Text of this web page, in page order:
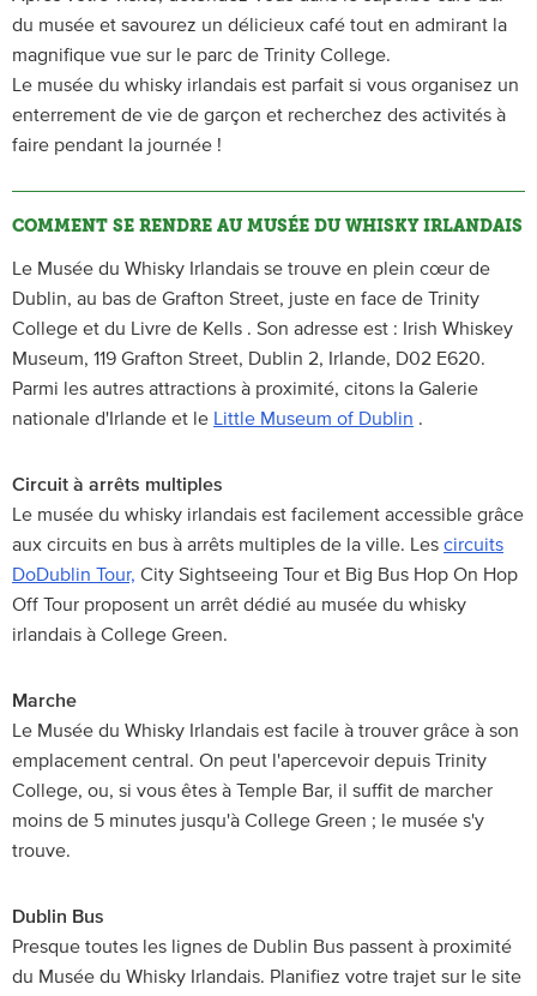
du musée et savourez un délicieux café tout en admirant la
magnifique vue sur le parc de Trinity College.
Le musée du whisky irlandais est parfait si vous organisez un
enterrement de vie de garçon et recherchez des activités à
faire pendant la journée !
COMMENT SE RENDRE AU MUSÉE DU WHISKY IRLANDAIS
Le Musée du Whisky Irlandais se trouve en plein cœur de
Dublin, au bas de Grafton Street, juste en face de Trinity
College et du Livre de Kells . Son adresse est : Irish Whiskey
Museum, 119 Grafton Street, Dublin 2, Irlande, D02 E620.
Parmi les autres attractions à proximité, citons la Galerie
nationale d'Irlande et le
Little Museum of Dublin .
Circuit à arrêts multiples
Le musée du whisky irlandais est facilement accessible grâce
aux circuits en bus à arrêts multiples de la ville. Les circuits
DoDublin Tour, City Sightseeing Tour et Big Bus Hop On Hop
Off Tour proposent un arrêt dédié au musée du whisky
irlandais à College Green.
Marche
Le Musée du Whisky Irlandais est facile à trouver grâce à son
emplacement central. On peut l'apercevoir depuis Trinity
College, ou, si vous êtes à Temple Bar, il suffit de marcher
moins de 5 minutes jusqu'à College Green ; le musée s'y
trouve.
Dublin Bus
Presque toutes les lignes de Dublin Bus passent à proximité
du Musée du Whisky Irlandais. Planifiez votre trajet sur le site